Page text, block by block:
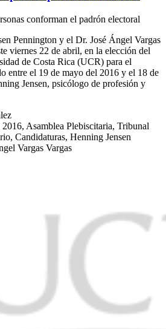
conforman el padrón electoral
Pennington y el Dr. José Ángel Vargas
viernes 22 de abril, en la elección del
de Costa Rica (UCR) para el
entre el 19 de mayo del 2016 y el 18 de
Jensen, psicólogo de profesión y
Asamblea Plebiscitaria, Tribunal
Candidaturas, Henning Jensen
Vargas Vargas